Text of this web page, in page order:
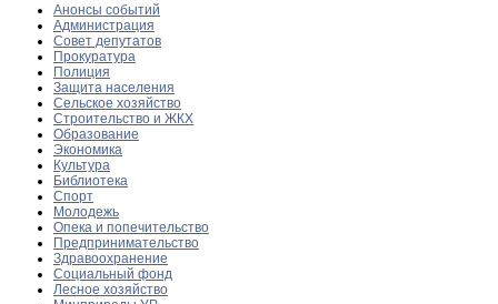
Анонсы событий
Администрация
Совет депутатов
Прокуратура
Полиция
Защита населения
Сельское хозяйство
Строительство и ЖКХ
Образование
Экономика
Культура
Библиотека
Спорт
Молодежь
Опека и попечительство
Предпринимательство
Здравоохранение
Социальный фонд
Лесное хозяйство